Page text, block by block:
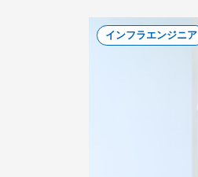
インフラエンジニア